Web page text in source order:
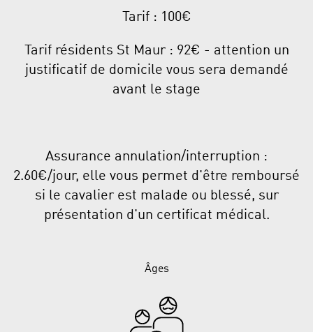
Tarif : 100€
Tarif résidents St Maur : 92€ - attention un
justificatif de domicile vous sera demandé
avant le stage
Assurance annulation/interruption :
2.60€/jour, elle vous permet d'être remboursé
si le cavalier est malade ou blessé, sur
présentation d'un certificat médical.
Âges